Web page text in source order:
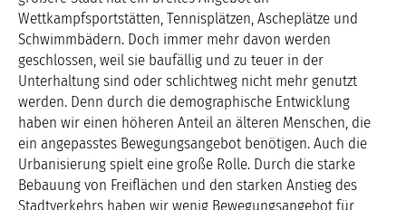
Wettkampfsportstätten, Tennisplätzen, Ascheplätze und
Schwimmbädern. Doch immer mehr davon werden
geschlossen, weil sie baufällig und zu teuer in der
Unterhaltung sind oder schlichtweg nicht mehr genutzt
werden. Denn durch die demographische Entwicklung
haben wir einen höheren Anteil an älteren Menschen, die
ein angepasstes Bewegungsangebot benötigen. Auch die
Urbanisierung spielt eine große Rolle. Durch die starke
Bebauung von Freiflächen und den starken Anstieg des
Stadtverkehrs haben wir wenig Bewegungsangebot für